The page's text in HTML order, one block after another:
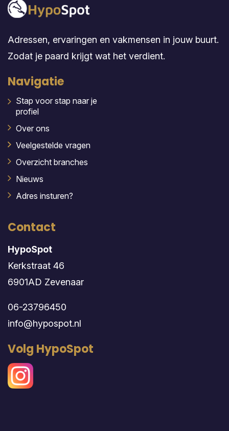
Adressen, ervaringen en vakmensen in jouw buurt.
Zodat je paard krijgt wat het verdient.
Navigatie
Stap voor stap naar je
profiel
Over ons
Veelgestelde vragen
Overzicht branches
Nieuws
Adres insturen?
Contact
HypoSpot
Kerkstraat 46
6901AD Zevenaar
06-23796450
info@hypospot.nl
Volg HypoSpot